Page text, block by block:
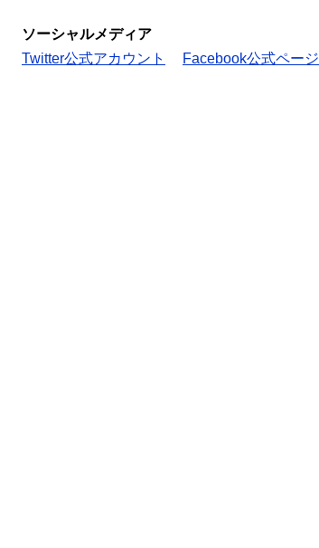
ソーシャルメディア
Twitter公式アカウント
Facebook公式ページ